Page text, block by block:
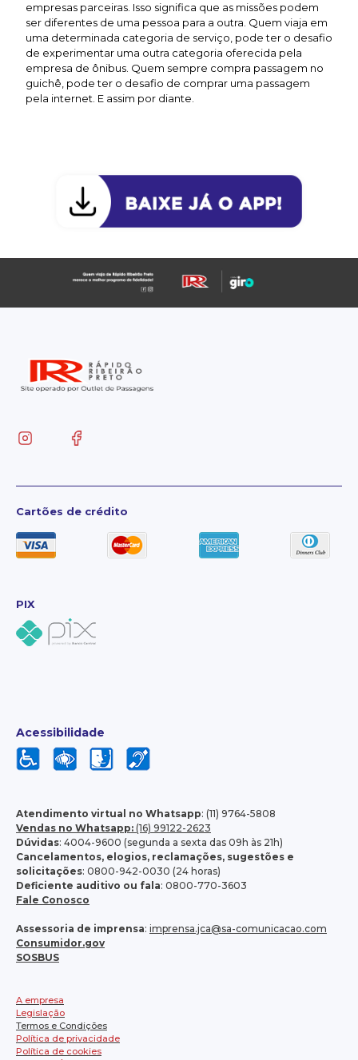
empresas parceiras. Isso significa que as missões podem
ser diferentes de uma pessoa para a outra. Quem viaja em
uma determinada categoria de serviço, pode ter o desafio
de experimentar uma outra categoria oferecida pela
empresa de ônibus. Quem sempre compra passagem no
guichê, pode ter o desafio de comprar uma passagem
pela internet. E assim por diante.
Cartões de crédito
PIX
Acessibilidade
Atendimento virtual no Whatsapp: (11) 9764-5808
Vendas no Whatsapp: (16) 99122-2623
Dúvidas: 4004-9600 (segunda a sexta das 09h às 21h)
Cancelamentos, elogios, reclamações, sugestões e
solicitações: 0800-942-0030 (24 horas)
Deficiente auditivo ou fala: 0800-770-3603
Fale Conosco
Assessoria de imprensa: imprensa.jca@sa-comunicacao.com
Consumidor.gov
SOSBUS
A empresa
Legislação
Termos e Condições
Política de privacidade
Política de cookies